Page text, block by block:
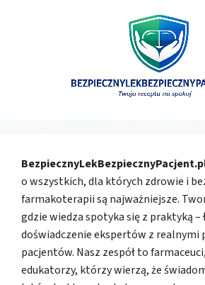
o wszystkich, dla których zdrowie i
farmakoterapii są najważniejsze.
gdzie wiedza spotyka się z praktyką –
doświadczenie ekspertów z realnymi
pacjentów. Nasz zespół to
edukatorzy, którzy wierzą, że